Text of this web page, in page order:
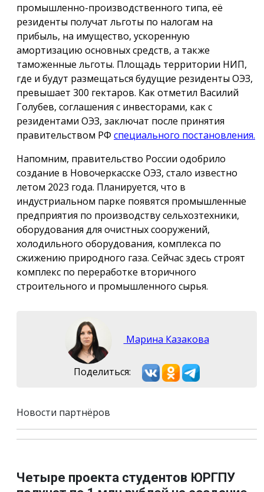
промышленно-производственного типа, её
резиденты получат льготы по налогам на
прибыль, на имущество, ускоренную
амортизацию основных средств, а также
таможенные льготы. Площадь территории НИП,
где и будут размещаться будущие резиденты ОЭЗ,
превышает 300 гектаров. Как отметил Василий
Голубев, соглашения с инвесторами, как с
резидентами ОЭЗ, заключат после принятия
правительством РФ специального постановления.
Напомним, правительство России одобрило
создание в Новочеркасске ОЭЗ, стало известно
летом 2023 года. Планируется, что в
индустриальном парке появятся промышленные
предприятия по производству сельхозтехники,
оборудования для очистных сооружений,
холодильного оборудования, комплекса по
сжижению природного газа. Сейчас здесь строят
комплекс по переработке вторичного
строительного и промышленного сырья.
Марина Казакова
Поделиться:
Новости партнёров
Четыре проекта студентов ЮРГПУ